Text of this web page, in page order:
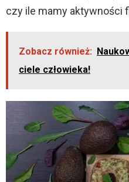
czy ile mamy aktywności
Zobacz również:
ciele człowieka!